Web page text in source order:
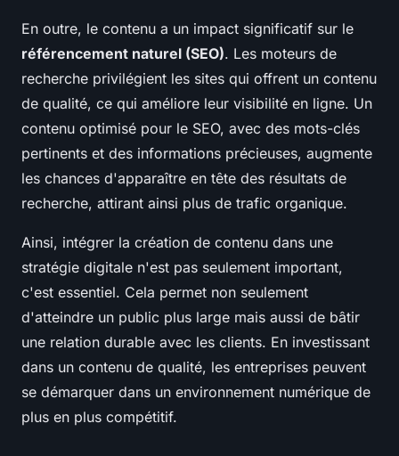
En outre, le contenu a un impact significatif sur le
référencement naturel (SEO). Les moteurs de
recherche privilégient les sites qui offrent un contenu
de qualité, ce qui améliore leur visibilité en ligne. Un
contenu optimisé pour le SEO, avec des mots-clés
pertinents et des informations précieuses, augmente
les chances d'apparaître en tête des résultats de
recherche, attirant ainsi plus de trafic organique.
Ainsi, intégrer la création de contenu dans une
stratégie digitale n'est pas seulement important,
c'est essentiel. Cela permet non seulement
d'atteindre un public plus large mais aussi de bâtir
une relation durable avec les clients. En investissant
dans un contenu de qualité, les entreprises peuvent
se démarquer dans un environnement numérique de
plus en plus compétitif.